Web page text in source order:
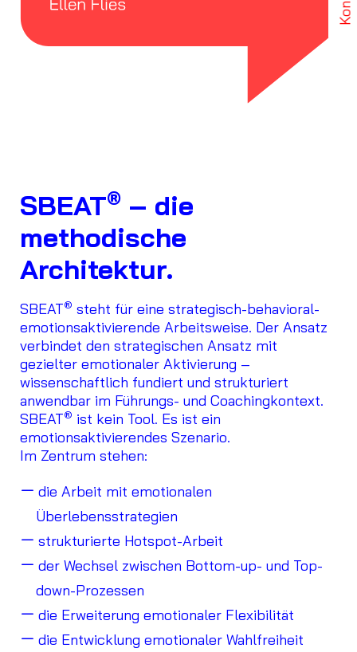
SBEAT® – die
methodische
Architektur.
SBEAT® steht für eine strategisch-behavioral-
emotionsaktivierende Arbeitsweise. Der Ansatz
verbindet den strategischen Ansatz mit
gezielter emotionaler Aktivierung –
wissenschaftlich fundiert und strukturiert
anwendbar im Führungs- und Coachingkontext.
SBEAT® ist kein Tool. Es ist ein
emotionsaktivierendes Szenario.
Im Zentrum stehen:
die Arbeit mit emotionalen
Überlebensstrategien
strukturierte Hotspot-Arbeit
der Wechsel zwischen Bottom-up- und Top-
down-Prozessen
die Erweiterung emotionaler Flexibilität
die Entwicklung emotionaler Wahlfreiheit